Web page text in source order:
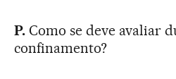
P. Como se deve avaliar
confinamento?